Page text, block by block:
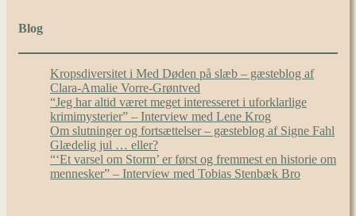
Blog
Kropsdiversitet i Med Døden på slæb – gæsteblog af
Clara-Amalie Vorre-Grøntved
“Jeg har altid været meget interesseret i uforklarlige
krimimysterier” – Interview med Lene Krog
Om slutninger og fortsættelser – gæsteblog af Signe Fahl
Glædelig jul … eller?
“‘Et varsel om Storm’ er først og fremmest en historie om
mennesker” – Interview med Tobias Stenbæk Bro